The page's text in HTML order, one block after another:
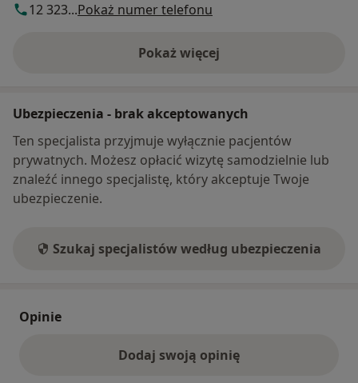
12 323...Pokaż numer telefonu
Pokaż więcej
o adresie
Ubezpieczenia - brak akceptowanych
Ten specjalista przyjmuje wyłącznie pacjentów
prywatnych. Możesz opłacić wizytę samodzielnie lub
znaleźć innego specjalistę, który akceptuje Twoje
ubezpieczenie.
Szukaj specjalistów według ubezpieczenia
Opinie
Dodaj swoją opinię